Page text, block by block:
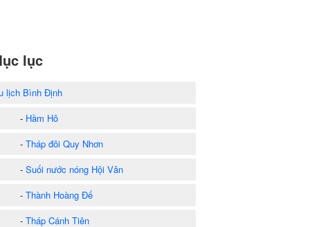
lục
lịch Bình Định
Hầm Hô
Tháp đôi Quy Nhơn
Suối nước nóng Hội Vân
Thành Hoàng Đế
Tháp Cánh Tiên